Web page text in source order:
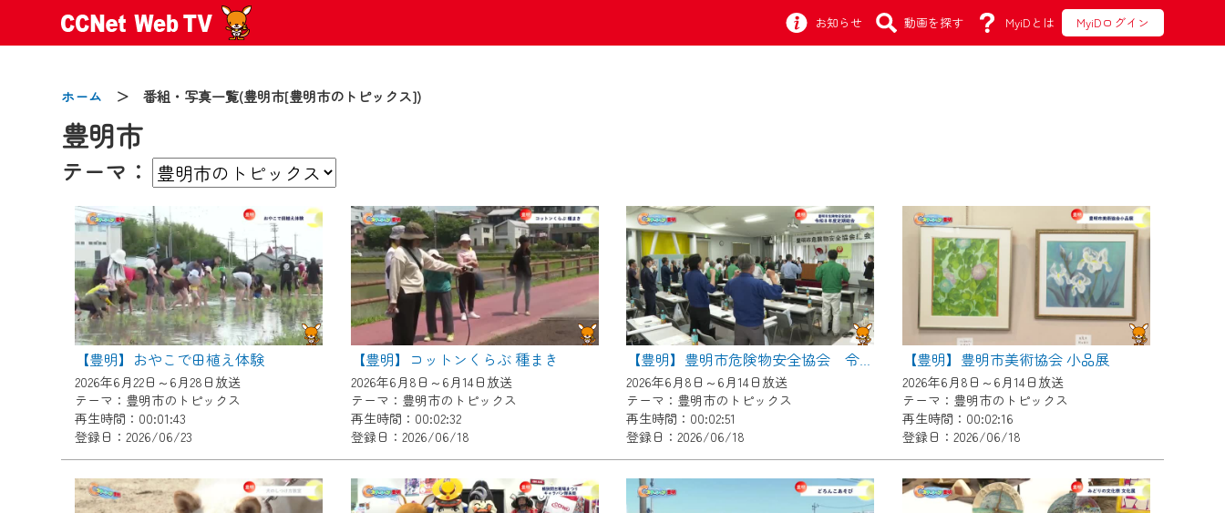
お知らせ 動画を探す MyiDとは MyiDログイン
ホーム ＞ 番組・写真一覧(豊明市[豊明市のトピックス])
豊明市
テーマ：
【豊明】おやこで田植え体験
2026年6月22日～6月28日放送
テーマ：豊明市のトピックス
再生時間：00:01:43
登録日：2026/06/23
【豊明】コットンくらぶ 種まき
2026年6月8日～6月14日放送
テーマ：豊明市のトピックス
再生時間：00:02:32
登録日：2026/06/18
【豊明】豊明市危険物安全協会 令和８年度定期総会
2026年6月8日～6月14日放送
テーマ：豊明市のトピックス
再生時間：00:02:51
登録日：2026/06/18
【豊明】豊明市美術協会 小品展
2026年6月8日～6月14日放送
テーマ：豊明市のトピックス
再生時間：00:02:16
登録日：2026/06/18
2024/09/02
動画配信サービス『CCNet Web TV』は2024年9月24日からリニューアルします！
【変更点】
◆デザイン変更により、お住まいの地域の動画コンテンツが一目瞭然。
◆当社アプリやＰＣブラウザから、いつでも・どこでも・外出先でも！
CCNetサービスエリア20市町の地域情報番組をご視聴いただけます！
【ご注意】
2024年9月24日からはご加入者様へのサービス向上のため、
『CCNet Web TV』を利用いただくには、一部コンテンツを除き、
CCNetサービスへの加入と『CCNetマイページ※』へのログインが必要となります。
何卒、ご理解ご了承の程よろしくお願いいたします。